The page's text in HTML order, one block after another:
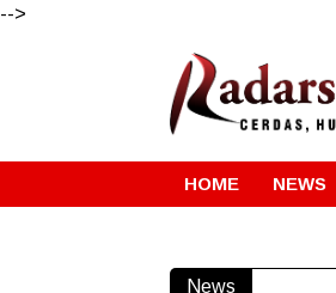
-->
HOME NEWS
News